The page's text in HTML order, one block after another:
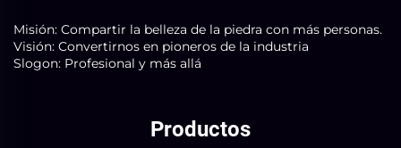
Misión: Compartir la belleza de la piedra con más personas.
Visión: Convertirnos en pioneros de la industria
Slogon: Profesional y más allá
Productos